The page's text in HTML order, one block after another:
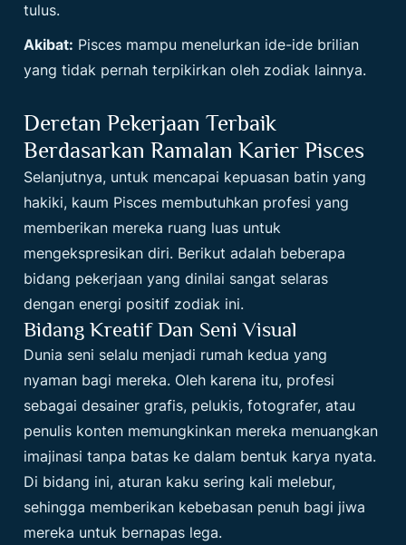
tulus.
Akibat: Pisces mampu menelurkan ide-ide brilian
yang tidak pernah terpikirkan oleh zodiak lainnya.
Deretan Pekerjaan Terbaik
Berdasarkan Ramalan Karier Pisces
Selanjutnya, untuk mencapai kepuasan batin yang
hakiki, kaum Pisces membutuhkan profesi yang
memberikan mereka ruang luas untuk
mengekspresikan diri. Berikut adalah beberapa
bidang pekerjaan yang dinilai sangat selaras
dengan energi positif zodiak ini.
Bidang Kreatif Dan Seni Visual
Dunia seni selalu menjadi rumah kedua yang
nyaman bagi mereka. Oleh karena itu, profesi
sebagai desainer grafis, pelukis, fotografer, atau
penulis konten memungkinkan mereka menuangkan
imajinasi tanpa batas ke dalam bentuk karya nyata.
Di bidang ini, aturan kaku sering kali melebur,
sehingga memberikan kebebasan penuh bagi jiwa
mereka untuk bernapas lega.